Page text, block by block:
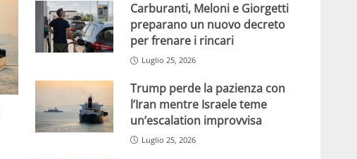
Carburanti, Meloni e Giorgetti
preparano un nuovo decreto
per frenare i rincari
Luglio 25, 2026
Trump perde la pazienza con
l’Iran mentre Israele teme
un’escalation improvvisa
Luglio 25, 2026